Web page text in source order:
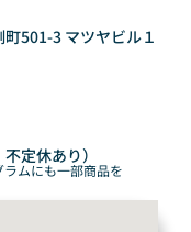
501-3 マツヤビル１
定休あり）
ムにも一部商品を